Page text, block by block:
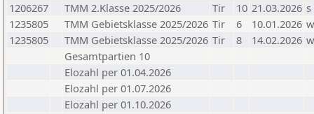
1206267
TMM 2.Klasse 2025/2026 Tir 10 21.03.2026 s
1235805
TMM Gebietsklasse 2025/2026 Tir 6 10.01.2026 w
1235805
TMM Gebietsklasse 2025/2026 Tir 8 14.02.2026 w
Gesamtpartien 10
Elozahl per 01.04.2026
Elozahl per 01.07.2026
Elozahl per 01.10.2026